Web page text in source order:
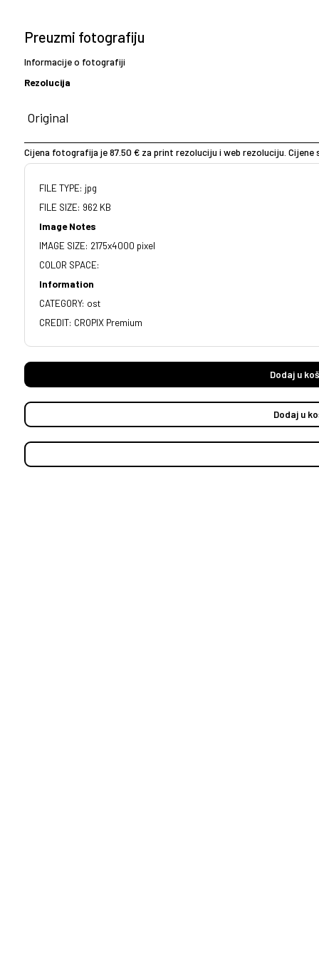
Preuzmi fotografiju
Informacije o fotografiji
Rezolucija
Cijena fotografija je 87.50 € za print rezoluciju i web rezoluciju. Cijene
FILE TYPE: jpg
FILE SIZE: 962 KB
Image Notes
IMAGE SIZE: 2175x4000 pixel
COLOR SPACE:
Information
CATEGORY: ost
CREDIT: CROPIX Premium
Dodaj u
Dodaj u